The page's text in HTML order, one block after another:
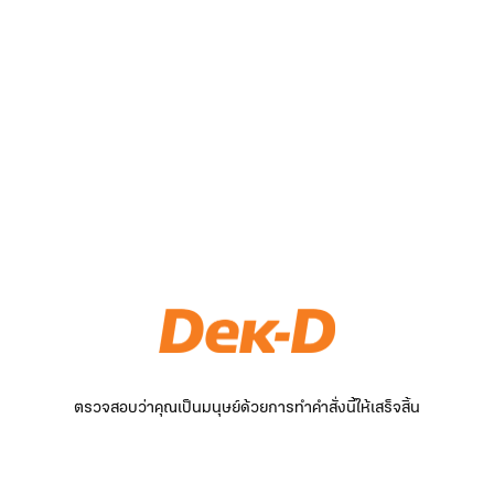
ตรวจสอบว่าคุณเป็นมนุษย์ด้วยการทำคำสั่งนี้ให้เสร็จสิ้น